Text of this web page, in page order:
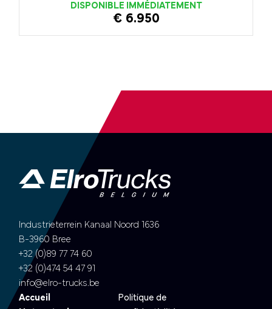
DISPONIBLE IMMÉDIATEMENT
€ 6.950
Industrieterrein Kanaal Noord 1636
B-3960 Bree
+32 (0)89 77 74 60
+32 (0)474 54 47 91
info@elro-trucks.be
Accueil
Politique de